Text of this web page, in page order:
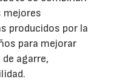
producidos por la
para mejorar
agarre,